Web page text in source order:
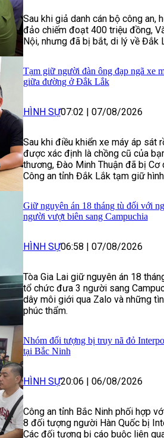
Sau khi giả danh cán bộ công an,
đảo chiếm đoạt 400 triệu đồng,
Nội, nhưng đã bị bắt, di lý về Đắk
Tạm giữ người đàn ông đạp ngã xe
giữa đường ở Đắk Lắk
HÌNH SỰ07:02 07/08/2026
Sau khi điều khiển xe máy áp sát
được xác định là chồng cũ của
thương, Đào Minh Thuận đã bị Cơ
Công an tỉnh Đắk Lắk tạm giữ
Giữ nguyên án 18 tháng tù đối với
người vượt biên sang Campuchia
HÌNH SỰ06:58 07/08/2026
Tòa Gia Lai giữ nguyên án 18
tổ chức đưa 3 người sang
dây môi giới qua Zalo và những
phúc thẩm.
Nhóm đối tượng bị truy nã đỏ
tại Bắc Ninh
HÌNH SỰ20:06 06/08/2026
Công an tỉnh Bắc Ninh phối hợp
8 đối tượng người Hàn Quốc bị
Các đối tượng bị cáo buộc liên